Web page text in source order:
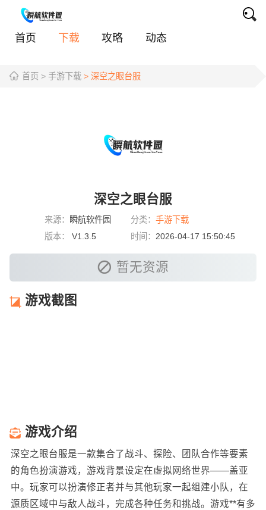
首页 下载 攻略 动态
首页 > 手游下载 > 深空之眼台服
深空之眼台服
来源： 瞬航软件园 分类： 手游下载
版本：
V1.3.5 时间： 2026-04-17 15:50:45
暂无资源
游戏截图
游戏介绍
深空之眼台服是一款集合了战斗、探险、团队合作等要素
的角色扮演游戏，游戏背景设定在虚拟网络世界——盖亚
中。玩家可以扮演修正者并与其他玩家一起组建小队，在
源质区域中与敌人战斗，完成各种任务和挑战。游戏**有多